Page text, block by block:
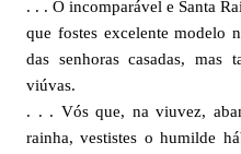
. . . Ó incomparável e Santa
que fostes excelente modelo
das senhoras casadas, mas
viúvas.
. . . Vós que, na viuvez,
rainha, vestistes o humilde